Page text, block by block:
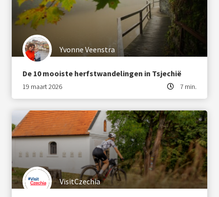
Yvonne Veenstra
De 10 mooiste herfstwandelingen in Tsjechië
19 maart 2026 7 min.
VisitCzechia